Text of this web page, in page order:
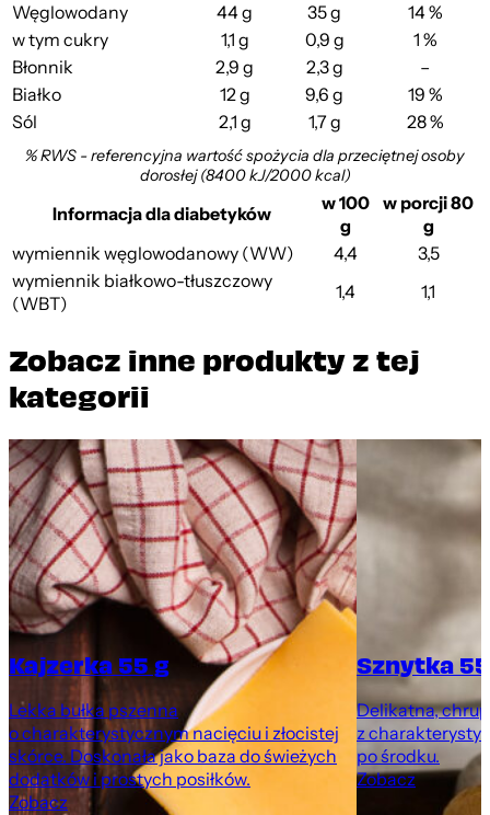
Węglowodany
44 g 35 g
14 %
w tym cukry
1,1 g 0,9 g
1 %
Błonnik
2,9 g 2,3 g
–
Białko
12 g 9,6 g
19 %
Sól
2,1 g 1,7 g 28 %
% RWS - referencyjna wartość spożycia dla przeciętnej osoby
dorosłej (8400 kJ/2000 kcal)
Informacja dla diabetyków
w 100
g
w porcji 80
g
wymiennik węglowodanowy (WW)
4,4
3,5
wymiennik białkowo-tłuszczowy
(WBT)
1,4 1,1
Zobacz inne produkty z tej
kategorii
Kajzerka 55 g
Lekka bułka pszenna
o charakterystycznym nacięciu i złocistej
skórce. Doskonała jako baza do świeżych
dodatków i prostych posiłków.
Zobacz
Sznytka
Delikatna,
z
po środku.
Zobacz